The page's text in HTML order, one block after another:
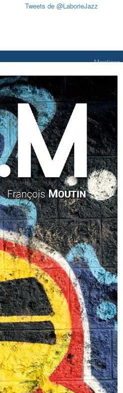
Tweets de @LaborieJazz
Mentions